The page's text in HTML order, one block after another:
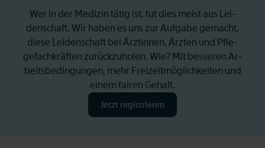
Wer in der Me­di­zin tä­tig ist, tut dies meist aus Lei­
den­schaft. Wir ha­ben es uns zur Auf­ga­be ge­macht,
die­se Lei­den­schaft bei Ärz­tin­nen, Ärz­ten und Pfle­
ge­fach­kräf­ten zu­rück­zu­ho­len. Wie? Mit bes­se­ren Ar­
beits­be­din­gun­gen, mehr Frei­zeit­mög­lich­kei­ten und
ei­nem fai­ren Ge­halt.
Jetzt re­gis­trie­ren
Öffnet in neuem Tab